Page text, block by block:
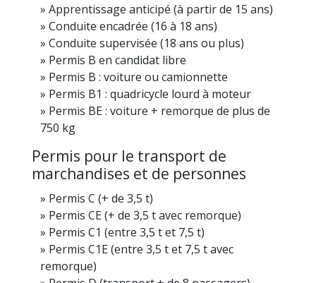
Apprentissage anticipé (à partir de 15 ans)
Conduite encadrée (16 à 18 ans)
Conduite supervisée (18 ans ou plus)
Permis B en candidat libre
Permis B : voiture ou camionnette
Permis B1 : quadricycle lourd à moteur
Permis BE : voiture + remorque de plus de
750 kg
Permis pour le transport de
marchandises et de personnes
Permis C (+ de 3,5 t)
Permis CE (+ de 3,5 t avec remorque)
Permis C1 (entre 3,5 t et 7,5 t)
Permis C1E (entre 3,5 t et 7,5 t avec
remorque)